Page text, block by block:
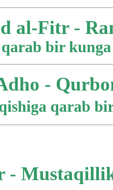
al-Fitr -
bir
-
qarab
-